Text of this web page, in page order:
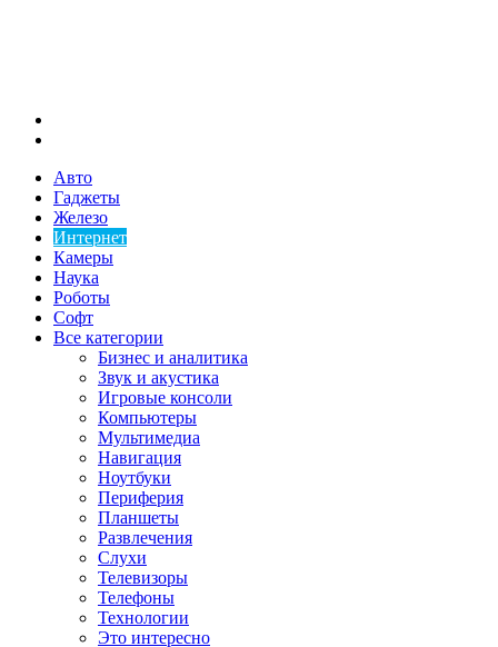
Авто
Гаджеты
Железо
Интернет
Камеры
Наука
Роботы
Софт
Все категории
Бизнес и аналитика
Звук и акустика
Игровые консоли
Компьютеры
Мультимедиа
Навигация
Ноутбуки
Периферия
Планшеты
Развлечения
Слухи
Телевизоры
Телефоны
Технологии
Это интересно